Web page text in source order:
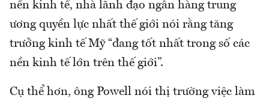
nền kinh tế, nhà lãnh đạo ngân hàng trung
ương quyền lực nhất thế giới nói rằng tăng
trưởng kinh tế Mỹ “đang tốt nhất trong số các
nền kinh tế lớn trên thế giới”.
Cụ thể hơn, ông Powell nói thị trường việc làm